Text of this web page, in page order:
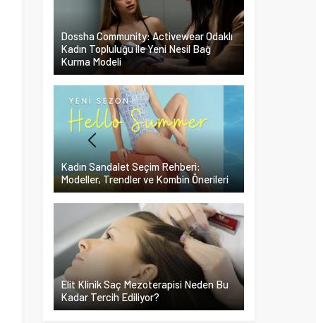
Dossha Community: Activewear Odaklı
Kadın Topluluğu ile Yeni Nesil Bağ
Kurma Modeli
Kadın Sandalet Seçim Rehberi:
Modeller, Trendler ve Kombin Önerileri
Elit Klinik Saç Mezoterapisi Neden Bu
Kadar Tercih Ediliyor?